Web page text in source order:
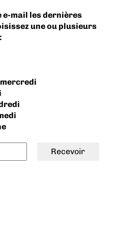
e-mail les dernières
une ou plusieurs
mercredi